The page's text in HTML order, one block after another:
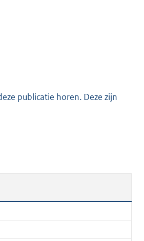
publicatie horen. Deze zijn